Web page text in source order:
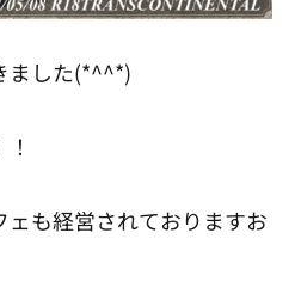
ました(*^^*)
も経営されておりますお